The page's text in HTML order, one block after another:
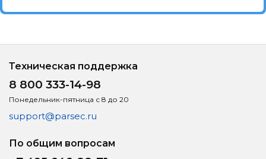
Техническая поддержка
8 800 333-14-98
Понедельник-пятница с 8 до 20
support@parsec.ru
По общим вопросам